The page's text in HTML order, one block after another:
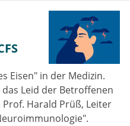
Eisen" in der Medizin.
Leid der Betroffenen
Harald Prüß, Leiter